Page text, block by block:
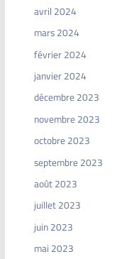
avril 2024
mars 2024
février 2024
janvier 2024
décembre 2023
novembre 2023
octobre 2023
septembre 2023
août 2023
juillet 2023
juin 2023
mai 2023